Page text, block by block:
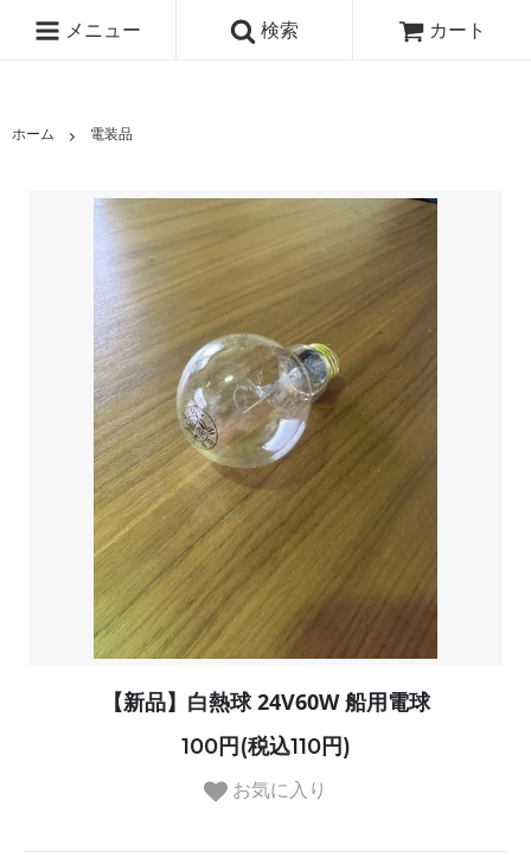
メニュー 検索 カート
ホーム 電装品
【新品】白熱球 24V60W 船用電球
100円(税込110円)
お気に入り